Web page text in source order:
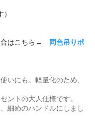
合はこちら→
同色吊りポ
いにも。軽量化のため、
ントの大人仕様です。
細めのハンドルにしまし